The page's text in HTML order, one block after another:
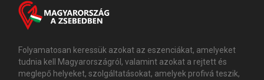
Folyamatosan keressük azokat az eszenciákat, amelyeket
tudnia kell Magyarországról, valamint azokat a rejtett és
meglepő helyeket, szolgáltatásokat, amelyek profivá teszik,